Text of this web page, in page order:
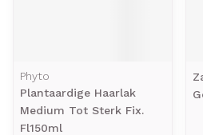
Phyto
Plantaardige Haarlak
Medium Tot Sterk Fix.
Fl150ml